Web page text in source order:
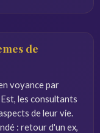
de
voyance par
les consultants
de leur vie.
: retour d'un ex,